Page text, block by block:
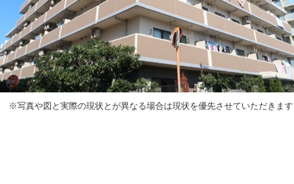
※写真や図と実際の現状とが異なる場合は現状を優先させていただきます